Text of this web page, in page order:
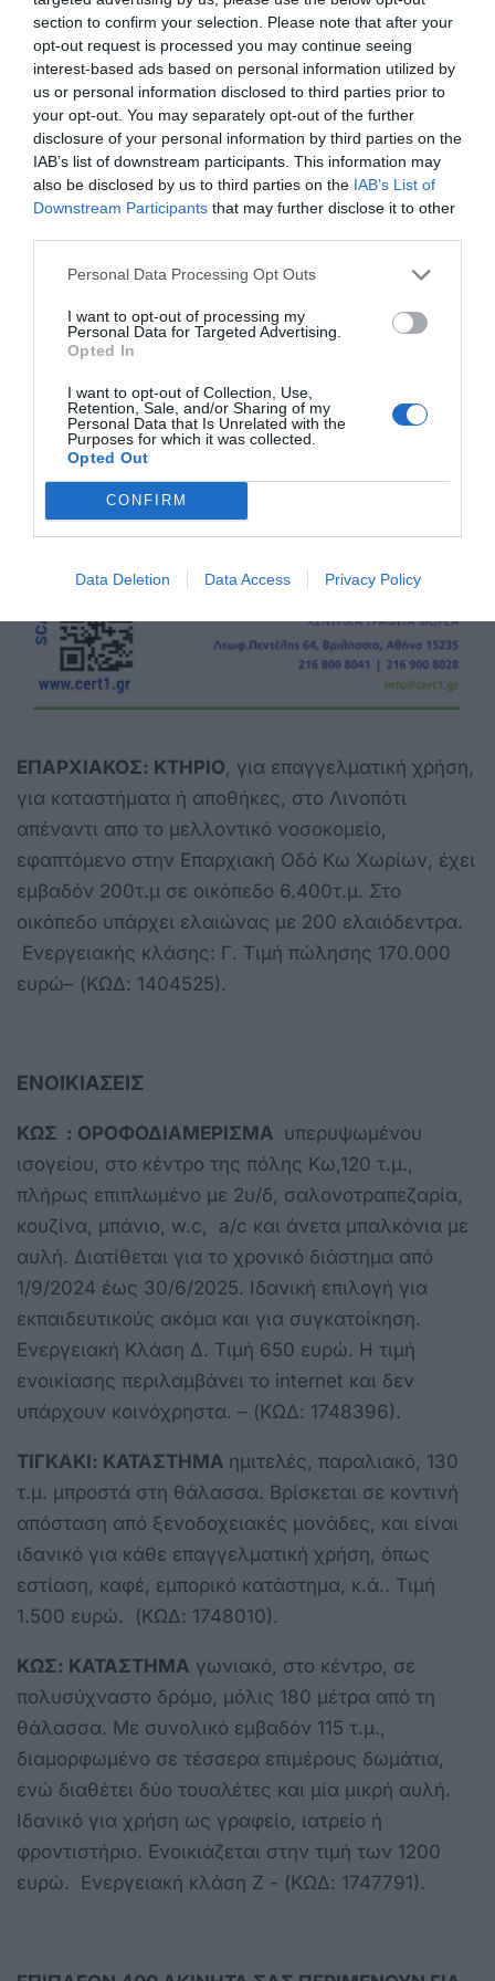
section to confirm your selection. Please note that after your
opt-out request is processed you may continue seeing
interest-based ads based on personal information utilized by
us or personal information disclosed to third parties prior to
your opt-out. You may separately opt-out of the further
disclosure of your personal information by third parties on the
IAB’s list of downstream participants. This information may
also be disclosed by us to third parties on the IAB’s List of
Downstream Participants that may further disclose it to other
Personal Data Processing Opt Outs
I want to opt-out of processing my
Personal Data for Targeted Advertising.
Opted In
I want to opt-out of Collection, Use,
Retention, Sale, and/or Sharing of my
Personal Data that Is Unrelated with the
Purposes for which it was collected.
Opted Out
CONFIRM
Data Deletion Data Access Privacy Policy
τοποθεσία στην οδό Βασιλέως Γεωργίου. 43τ.μ με
έξτρα πατάρι 35τ.μ ιδανικό για αποθηκευτικό
χώρο ή επέκταση του καταστήματος. Διαθέτει
πρόσοψη 4,5μ περίπου που εξασφαλίζει υψηλή
ορατότητα και προβολή και τουαλέτα. Ενεργειακή
Κλάση: Ε. Πωλείται στην τιμή των 230.000 ευρώ.
– (ΚΩΔ: 1747747).
ΕΠΑΡΧΙΑΚΟΣ: ΚΤΗΡΙΟ, για επαγγελματική χρήση,
για καταστήματα ή αποθήκες, στο Λινοπότι
απέναντι απο το μελλοντικό νοσοκομείο,
εφαπτόμενο στην Επαρχιακή Οδό Κω Χωρίων, έχει
εμβαδόν 200τ.μ σε οικόπεδο 6.400τ.μ. Στο
οικόπεδο υπάρχει ελαιώνας με 200 ελαιόδεντρα.
Ενεργειακής κλάσης: Γ. Τιμή πώλησης 170.000
ευρώ– (ΚΩΔ: 1404525).
ΕΝΟΙΚΙΑΣΕΙΣ
ΚΩΣ : ΟΡΟΦΟΔΙΑΜΕΡΙΣΜΑ υπερυψωμένου
ισογείου, στο κέντρο της πόλης Κω,120 τ.μ.,
πλήρως επιπλωμένο με 2υ/δ, σαλονοτραπεζαρία,
κουζίνα, μπάνιο, w.c, a/c και άνετα μπαλκόνια με
αυλή. Διατίθεται για το χρονικό διάστημα από
1/9/2024 έως 30/6/2025. Ιδανική επιλογή για
εκπαιδευτικούς ακόμα και για συγκατοίκηση.
Ενεργειακή Κλάση Δ. Τιμή 650 ευρώ. Η τιμή
ενοικίασης περιλαμβάνει το internet και δεν
υπάρχουν κοινόχρηστα. – (ΚΩΔ: 1748396).
ΤΙΓΚΑΚΙ: ΚΑΤΑΣΤΗΜΑ ημιτελές, παραλιακό, 130
τ.μ. μπροστά στη θάλασσα. Βρίσκεται σε κοντινή
απόσταση από ξενοδοχειακές μονάδες, και είναι
ιδανικό για κάθε επαγγελματική χρήση, όπως
εστίαση, καφέ, εμπορικό κατάστημα, κ.ά.. Τιμή
1.500 ευρώ. (ΚΩΔ: 1748010).
ΚΩΣ: ΚΑΤΑΣΤΗΜΑ γωνιακό, στο κέντρο, σε
πολυσύχναστο δρόμο, μόλις 180 μέτρα από τη
θάλασσα. Με συνολικό εμβαδόν 115 τ.μ.,
διαμορφωμένο σε τέσσερα επιμέρους δωμάτια,
ενώ διαθέτει δύο τουαλέτες και μία μικρή αυλή.
Ιδανικό για χρήση ως γραφείο, ιατρείο ή
φροντιστήριο. Ενοικιάζεται στην τιμή των 1200
ευρώ. Ενεργειακή κλάση Ζ - (ΚΩΔ: 1747791).